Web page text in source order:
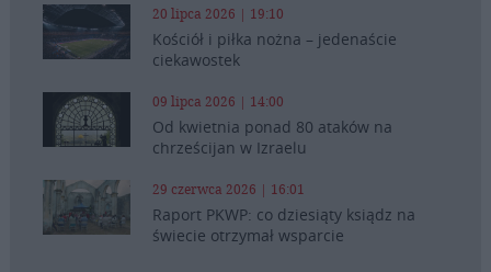
20 lipca 2026 | 19:10
Kościół i piłka nożna – jedenaście
ciekawostek
09 lipca 2026 | 14:00
Od kwietnia ponad 80 ataków na
chrześcijan w Izraelu
29 czerwca 2026 | 16:01
Raport PKWP: co dziesiąty ksiądz na
świecie otrzymał wsparcie